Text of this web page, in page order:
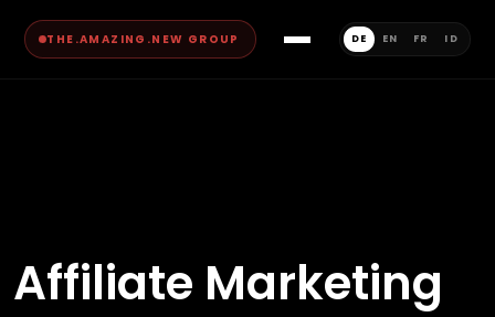
THE.AMAZING.NEW GROUP DE EN FR ID
Affiliate Marketing